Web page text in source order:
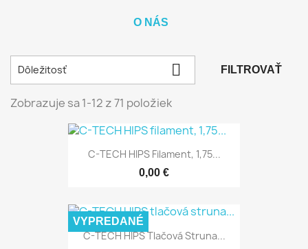
O NÁS
Dôležitosť  FILTROVAŤ
Zobrazuje sa 1-12 z 71 položiek
C-TECH HIPS Filament, 1,75...
0,00 €
C-TECH HIPS Tlačová Struna...
VYPREDANÉ